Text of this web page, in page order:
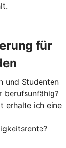
für
und Studenten
berufsunfähig?
erhalte ich eine